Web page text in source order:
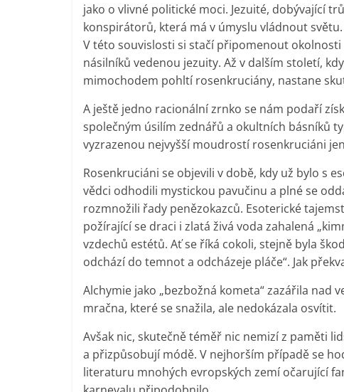
jako o vlivné politické moci. Jezuité, dobývající
konspirátorů, která má v úmyslu vládnout
V této souvislosti si stačí připomenout okolnosti
násilníků vedenou jezuity. Až v dalším století,
mimochodem pohltí rosenkruciány, nastane
A ještě jedno racionální zrnko se nám podaří
společným úsilím zednářů a okultních básníků
vyzrazenou nejvyšší moudrostí rosenkruciáni
Rosenkruciáni se objevili v době, kdy už bylo s
vědci odhodili mystickou pavučinu a plné se
rozmnožili řady penězokazců. Esoterické
požírající se draci i zlatá živá voda zahalená
vzdechů estétů. Ať se říká cokoli, stejně byla
odchází do temnot a odcházeje pláče“. Jak
Alchymie jako „bezbožná kometa“ zazářila nad
mračna, které se snažila, ale nedokázala osvítit.
Avšak nic, skutečně téměř nic nemizí z paměti
a přizpůsobují módě. V nejhorším případě se
literaturu mnohých evropských zemí očarující